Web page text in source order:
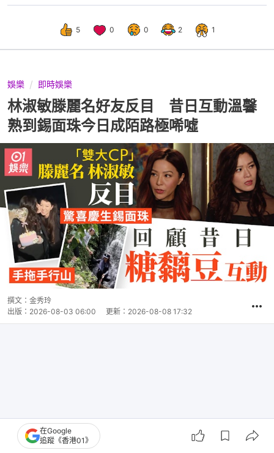
5 0 0 2 1
娛樂 即時娛樂
林淑敏滕麗名好友反目 昔日互動溫馨
熟到錫面珠今日成陌路極唏噓
撰文： 金秀玲
出版： 2026-08-03 06:00 更新： 2026-08-08 17:32
在Google
追蹤《香港01》